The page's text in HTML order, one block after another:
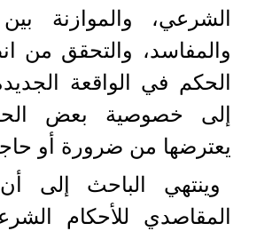
الشرعي، والموازنة
والمفاسد، والتحقق من
الحكم في الواقعة
إلى خصوصية بعض
يعترضها من ضرورة أو
وينتهي الباحث إلى
المقاصدي للأحكام